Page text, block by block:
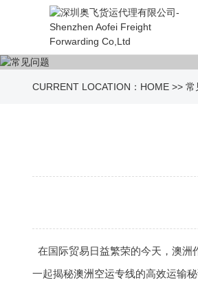
CURRENT LOCATION： HOME >> 常
在国际贸易日益繁荣的今天，澳洲
一起揭秘澳洲空运专线的高效运输秘